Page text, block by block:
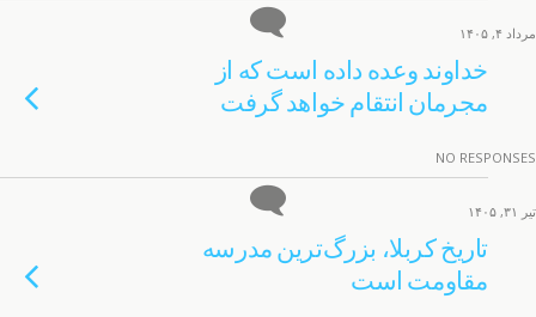
مرداد ۴, ۱۴۰۵
خداوند وعده داده است که از
مجرمان انتقام خواهد گرفت
NO RESPONSES
تیر ۳۱, ۱۴۰۵
تاریخ کربلا، بزرگ‌ترین مدرسه
مقاومت است